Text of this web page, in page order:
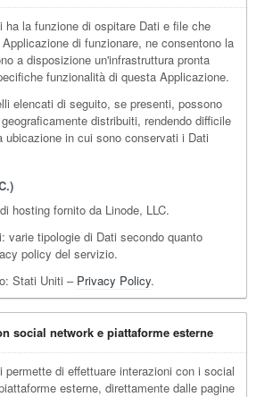
ha la funzione di ospitare Dati e file che
di funzionare, ne consentono la
a disposizione un'infrastruttura pronta
funzionalità di questa Applicazione.
elencati di seguito, se presenti, possono
distribuiti, rendendo difficile
ubicazione in cui sono conservati i Dati
hosting fornito da Linode, LLC.
varie tipologie di Dati secondo quanto
policy del servizio.
Stati Uniti – Privacy Policy.
social network e piattaforme esterne
di effettuare interazioni con i social
esterne, direttamente dalle pagine